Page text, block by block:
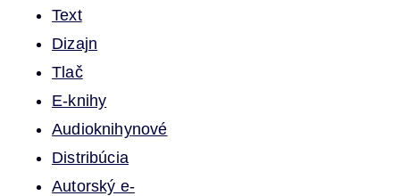
Text
Dizajn
Tlač
E-knihy
Audioknihynové
Distribúcia
Autorský e-